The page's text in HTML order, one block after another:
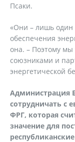
Псаки.
«Они – лишь один
обеспечения
она. – Поэтому
союзниками и
энергетической
Администрация
сотрудничать с
ФРГ, которая
значение для